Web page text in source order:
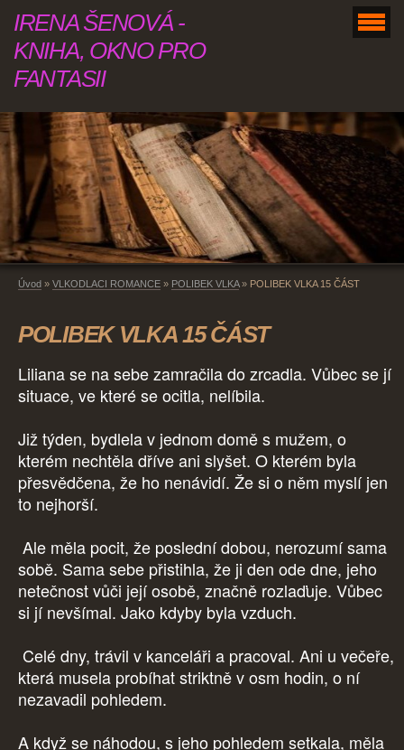
IRENA ŠENOVÁ -
KNIHA, OKNO PRO
FANTASII
Úvod » VLKODLACI ROMANCE » POLIBEK VLKA» POLIBEK VLKA 15 ČÁST
POLIBEK VLKA 15 ČÁST
Liliana se na sebe zamračila do zrcadla. Vůbec se jí
situace, ve které se ocitla, nelíbila.
Již týden, bydlela v jednom domě s mužem, o
kterém nechtěla dříve ani slyšet. O kterém byla
přesvědčena, že ho nenávidí. Že si o něm myslí jen
to nejhorší.
Ale měla pocit, že poslední dobou, nerozumí sama
sobě. Sama sebe přistihla, že ji den ode dne, jeho
netečnost vůči její osobě, značně rozlaďuje. Vůbec
si jí nevšímal. Jako kdyby byla vzduch.
Celé dny, trávil v kanceláři a pracoval. Ani u večeře,
která musela probíhat striktně v osm hodin, o ní
nezavadil pohledem.
A když se náhodou, s jeho pohledem setkala, měla